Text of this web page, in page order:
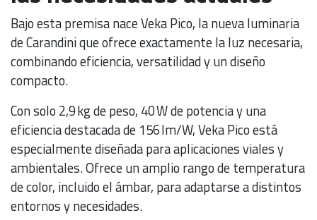
Bajo esta premisa nace Veka Pico, la nueva luminaria
de Carandini que ofrece exactamente la luz necesaria,
combinando eficiencia, versatilidad y un diseño
compacto.
Con solo 2,9 kg de peso, 40 W de potencia y una
eficiencia destacada de 156 lm/W, Veka Pico está
especialmente diseñada para aplicaciones viales y
ambientales. Ofrece un amplio rango de temperatura
de color, incluido el ámbar, para adaptarse a distintos
entornos y necesidades.